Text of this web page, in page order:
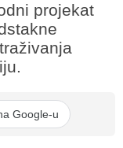
projekat
Google-u